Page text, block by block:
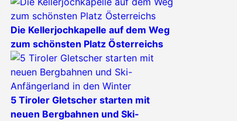
Die Kellerjochkapelle auf dem Weg
zum schönsten Platz Österreichs
5 Tiroler Gletscher starten mit
neuen Bergbahnen und Ski-